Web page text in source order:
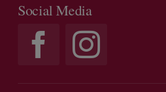
Social Media